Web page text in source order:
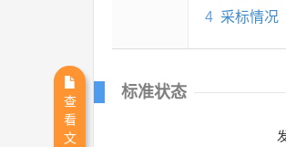
4 采标情况
标准状态
查
看
文